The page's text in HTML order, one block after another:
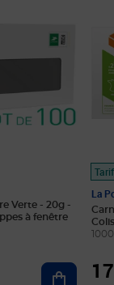
Verte - 20g -
à fenêtre
Ajouter
La
17